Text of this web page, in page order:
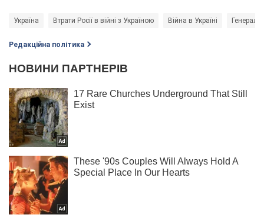
Україна Втрати Росії в війні з Україною Війна в Україні
Редакційна політика